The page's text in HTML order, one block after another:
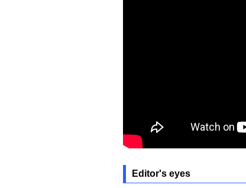
Editor's eyes